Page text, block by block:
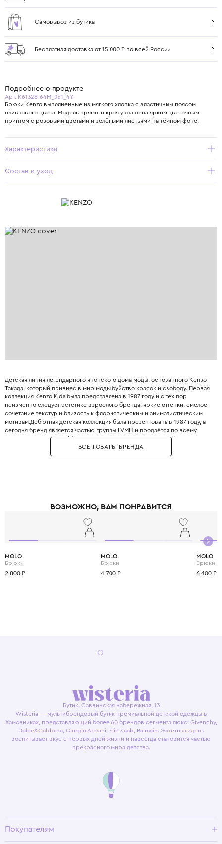
Самовывоз из бутика
Бесплатная доставка от 15 000 ₽ по всей России
Подробнее о продукте
Арт. K61328-64M_051_4Y
Брюки Kenzo выполненные из мягкого хлопка с эластичным поясом
оливкового цвета. Модель прямого кроя украшена ярким цветочным
принтом с розовыми цветами и зелёными листьями на тёмном фоне.
Характеристики
Состав и уход
Детская линия легендарного японского дома моды, основанного Кензо
Такада, который привнес в мир моды буйство красок и свободу. Первая
коллекция Kenzo Kids была представлена в 1987 году и с тех пор
неизменно следует эстетике взрослого бренда: яркие оттенки, смелое
сочетание текстур и близость к флористическим и анималистическим
мотивам.Дебютная детская коллекция была презентована в 1987 году, а
сегодня бренд является частью группы LVMH и продаётся по всему
миру. Одежда Kenzo Kids создана для юных исследователей, которые не
боятся выделяться и любят яркую жизнь.Дизайн часто опирается на
фольклорные мотивы и этнические узоры, что придает образам
Kenzo Kids поддерживает концепцию «граждан без границ», объединяя
CWF (Children Worldwide Fashion) гарантирует безупречный крой и
комфорт, соответствующий всем потребностям растущего организма.
ВСЕ ТОВАРЫ БРЕНДА
ВОЗМОЖНО, ВАМ ПОНРАВИТСЯ
MOLO
Брюки
2 800 ₽
MOLO
Брюки
4 700 ₽
MOLO
Брюки
6 400 ₽
Бутик. Саввинская набережная, 13
Wisteria — мультибрендовый бутик премиальной детской одежды в
Хамовниках, представляющий более 60 брендов сегмента люкс: Givenchy,
Dolce&Gabbana, Giorgio Armani, Elie Saab, Balmain. Эстетика здесь
воспитывает вкус с первых дней жизни и навсегда становится частью
прекрасного мира детства.
Покупателям